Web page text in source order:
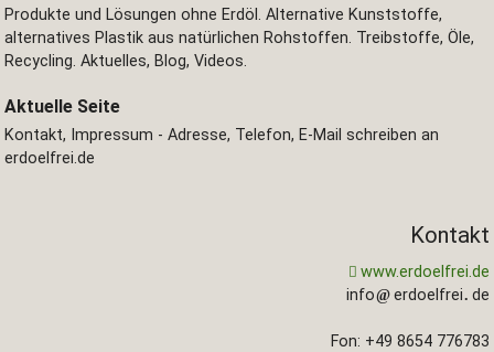
Produkte und Lösungen ohne Erdöl. Alternative Kunststoffe,
alternatives Plastik aus natürlichen Rohstoffen. Treibstoffe, Öle,
Recycling. Aktuelles, Blog, Videos.
Aktuelle Seite
Kontakt, Impressum - Adresse, Telefon, E-Mail schreiben an
erdoelfrei.de
Kontakt
www.erdoelfrei.de
info
erdoelfrei de
Fon: +49 8654 776783